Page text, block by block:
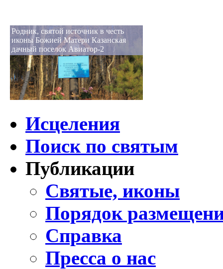
Родник, святой источник в честь
иконы Божией Матери Казанская
дачный поселок Авиатор-2
Исцеления
Поиск по святым
Публикации
Святые, иконы
Порядок
Справка
Пресса о нас